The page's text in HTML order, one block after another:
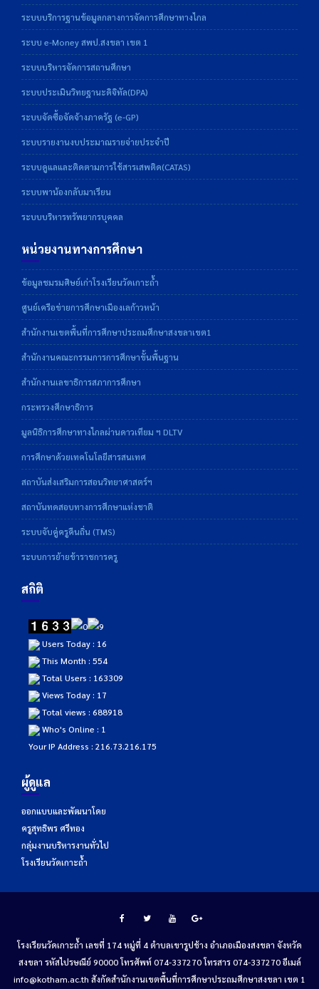
ระบบบริการฐานข้อมูลกลางการจัดการศึกษาทางไกล
ระบบ e-Money สพป.สงขลา เขต 1
ระบบบริหารจัดการสถานศึกษา
ระบบประเมินวิทยฐานะดิจิทัล(DPA)
ระบบจัดซื้อจัดจ้างภาครัฐ (e-GP)
ระบบรายงานงบประมาณรายจ่ายประจำปี
ระบบดูแลและติดตามการใช้สารเสพติด(CATAS)
ระบบพาน้องกลับมาเรียน
ระบบบริหารทรัพยากรบุคคล
หน่วยงานทางการศึกษา
ข้อมูลชมรมศิษย์เก่าโรงเรียนวัดเกาะถ้ำ
ศูนย์เครือข่ายการศึกษาเมืองเลก้าวหน้า
สำนักงานเขตพื้นที่การศึกษาประถมศึกษาสงขลาเขต1
สำนักงานคณะกรรมการการศึกษาขั้นพื้นฐาน
สำนักงานเลขาธิการสภาการศึกษา
กระทรวงศึกษาธิการ
มูลนิธิการศึกษาทางไกลผ่านดาวเทียม ฯ DLTV
การศึกษาด้วยเทคโนโลยีสารสนเทศ
สถาบันส่งเสริมการสอนวิทยาศาสตร์ฯ
สถาบันทดสอบทางการศึกษาแห่งชาติ
ระบบจับคู่ครูคืนถิ่น (TMS)
ระบบการย้ายข้าราชการครู
สถิติ
Users Today : 16
This Month : 554
Total Users : 163309
Views Today : 17
Total views : 688918
Who's Online : 1
Your IP Address : 216.73.216.175
ผู้ดูแล
ออกแบบและพัฒนาโดย
ครูสุทธิพร ศรีทอง
กลุ่มงานบริหารงานทั่วไป
โรงเรียนวัดเกาะถ้ำ
โรงเรียนวัดเกาะถ้ำ เลขที่ 174 หมู่ที่ 4 ตำบลเขารูปช้าง อำเภอเมืองสงขลา จังหวัด
สงขลา รหัสไปรษณีย์ 90000 โทรศัพท์ 074-337270 โทรสาร 074-337270 อีเมล์
info@kotham.ac.th สังกัดสำนักงานเขตพื้นที่การศึกษาประถมศึกษาสงขลา เขต 1